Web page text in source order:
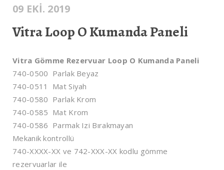
09 EKI. 2019
Vitra Loop O Kumanda Paneli
Vitra Gömme Rezervuar Loop O Kumanda Paneli
740-0500 Parlak Beyaz
740-0511 Mat Siyah
740-0580 Parlak Krom
740-0585 Mat Krom
740-0586 Parmak Izi Bırakmayan
Mekanik kontrollü
740-XXXX-XX ve 742-XXX-XX kodlu gömme
rezervuarlar ile